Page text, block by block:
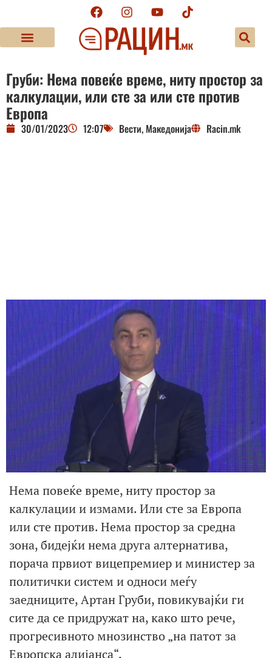
Груби: Нема повеќе време, ниту простор за
калкулации, или сте за или сте против
Европа
30/01/2023 12:07 Вести, Македонија Racin.mk
Нема повеќе време, ниту простор за
калкулации и измами. Или сте за Европа
или сте против. Нема простор за средна
зона, бидејќи нема друга алтернатива,
порача првиот вицепремиер и министер за
политички систем и односи меѓу
заедниците, Артан Груби, повикувајќи ги
сите да се придружат на, како што рече,
прогресивното мнозинство „на патот за
Европска алијанса“.